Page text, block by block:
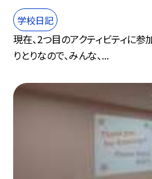
学校日記
現在、2つ目のアクティビティに参
りとりなので、みんな、...